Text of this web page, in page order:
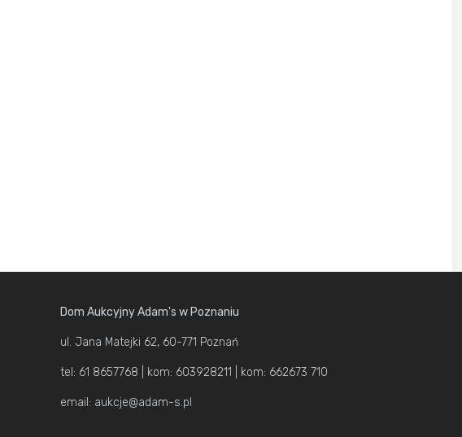
Dom Aukcyjny Adam's w Poznaniu
ul. Jana Matejki 62, 60-771 Poznań
tel: 61 8657768 | kom: 603928211 | kom: 662673 710
email: aukcje@adam-s.pl